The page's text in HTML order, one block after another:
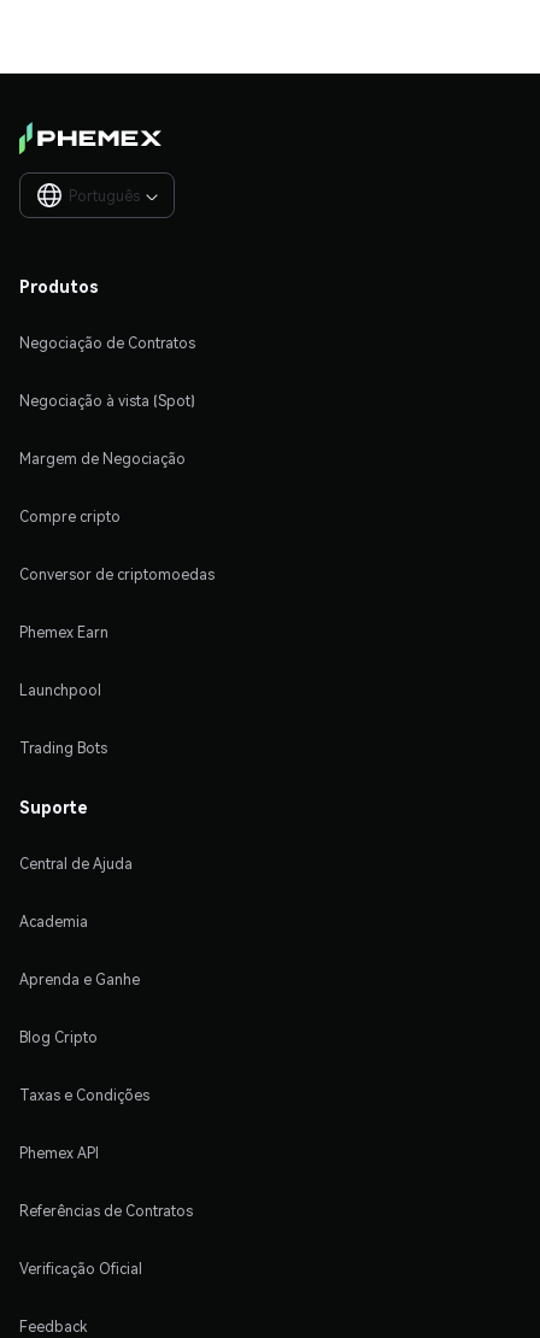
Português 
Produtos
Negociação de Contratos
Negociação à vista (Spot)
Margem de Negociação
Compre cripto
Conversor de criptomoedas
Phemex Earn
Launchpool
Trading Bots
Suporte
Central de Ajuda
Academia
Aprenda e Ganhe
Blog Cripto
Taxas e Condições
Phemex API
Referências de Contratos
Verificação Oficial
Feedback